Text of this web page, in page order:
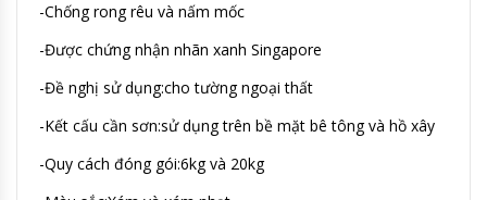
-Chống rong rêu và nấm mốc
-Được chứng nhận nhãn xanh Singapore
-Đề nghị sử dụng:cho tường ngoại thất
-Kết cấu cần sơn:sử dụng trên bề mặt bê tông và hồ xây
-Quy cách đóng gói:6kg và 20kg